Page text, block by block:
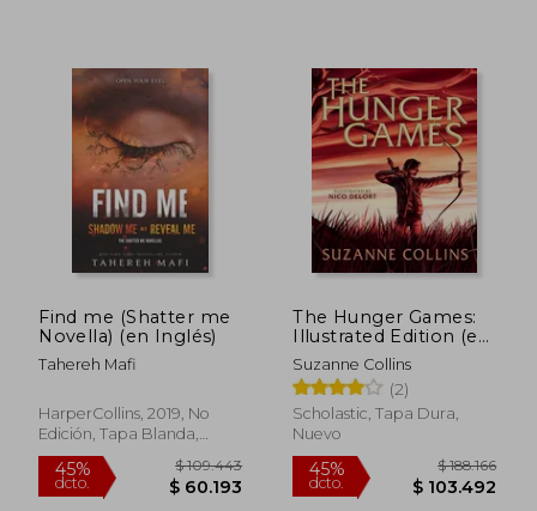
45%
dcto.
$ 201.688
$ 110.928
45%
Find me (Shatter me
Novella) (en Inglés)
Tahereh Mafi
HarperCollins, 2019, No
Edición, Tapa Blanda,
Nuevo
The Hunger Games:
Illustrated Edition (en
Inglés)
Suzanne Collins
(2)
Scholastic, Tapa Dura,
Nuevo